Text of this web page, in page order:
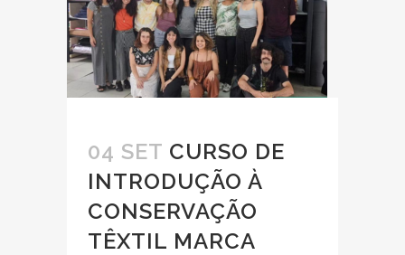
04 SET CURSO DE
INTRODUÇÃO À
CONSERVAÇÃO
TÊXTIL MARCA